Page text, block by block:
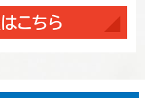
こちら